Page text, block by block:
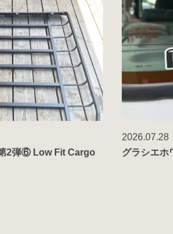
2弾⑥ Low Fit Cargo
2026.07.28
グラシエホ